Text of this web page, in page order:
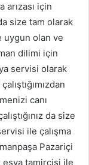
için
size tam olarak
uygun olan ve
dilimi için
servisi olarak
canı
da size
ile çalışma
Pazariçi
tamircisi ile